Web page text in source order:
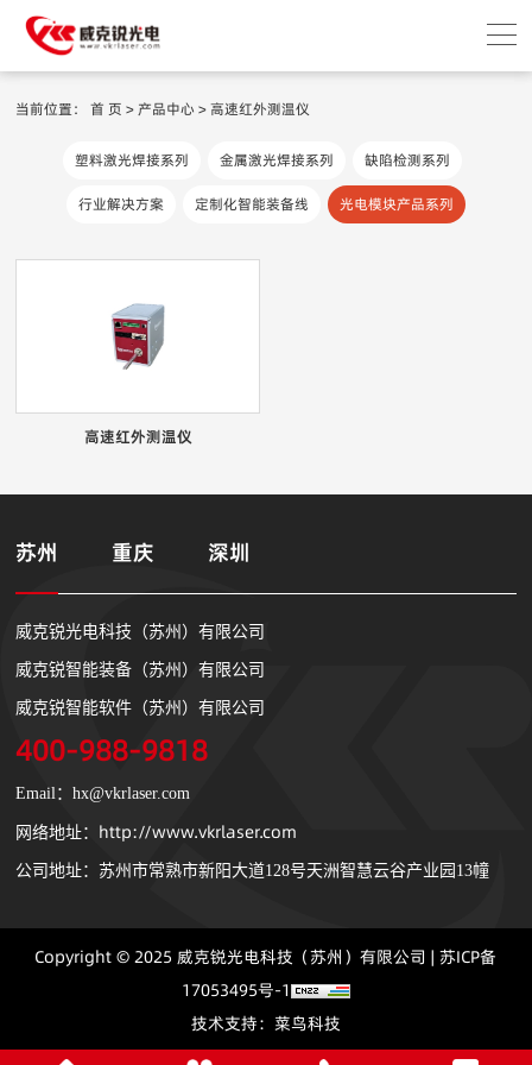
当前位置：首 页 > 产品中心 >高速红外测温仪
塑料激光焊接系列 金属激光焊接系列 缺陷检测系列
行业解决方案 定制化智能装备线 光电模块产品系列
高速红外测温仪
苏州 重庆 深圳
威克锐光电科技（苏州）有限公司
威克锐智能装备（苏州）有限公司
威克锐智能软件（苏州）有限公司
400-988-9818
Email：hx@vkrlaser.com
网络地址： http://www.vkrlaser.com
公司地址：苏州市常熟市新阳大道128号天洲智慧云谷产业园13幢
Copyright © 2025 威克锐光电科技（苏州）有限公司 |苏ICP备
17053495号-1
技术支持： 菜鸟科技